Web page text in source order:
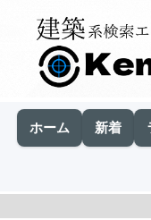
ホーム 新着